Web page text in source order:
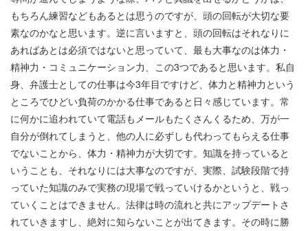
もちろん練習などもあるとは思うのですが、頭の回転が大切な要
素なのかなと思います。逆に言いますと、頭の回転はそれなりに
あればあとは必須ではないと思っていて、最も大事なのは体力・
精神力・コミュニケーション力、この3つであると思います。私自
身、弁護士としての仕事は今3年目ですけど、体力と精神力という
ところでひどい負荷のかかる仕事であると日々感じています。常
に何かに追われていて電話もメールもたくさんくるため、万が一
自分が倒れてしまうと、他の人に必ずしも代わってもらえる仕事
でないことから、体力・精神力が大切です。知識を持っていると
いうことも、それなりには大事なのですが、実際、試験段階で持
っていた知識のみで実務の現場で戦っていけるかというと、戦っ
ていくことはできません。法律は時の流れと共にアップデートさ
れていきますし、絶対に知らないことが出てきます。その時に勝